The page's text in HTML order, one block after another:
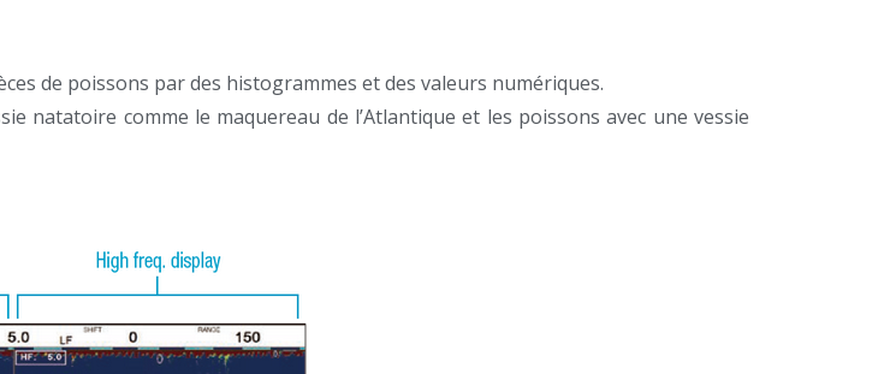
de poissons par des histogrammes et des valeurs numériques.
natatoire comme le maquereau de l’Atlantique et les poissons avec une vessie